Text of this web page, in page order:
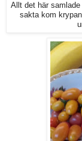
Allt det här
sakta kom